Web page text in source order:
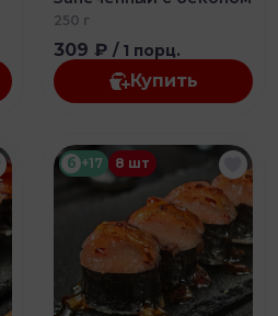
250 г
309 ₽ / 1 порц.
Купить
б +17 8 шт